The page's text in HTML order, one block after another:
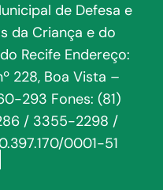
de Defesa e
da Criança e do
Recife Endereço:
228, Boa Vista –
293 Fones: (81)
/ 3355-2298 /
0001-51